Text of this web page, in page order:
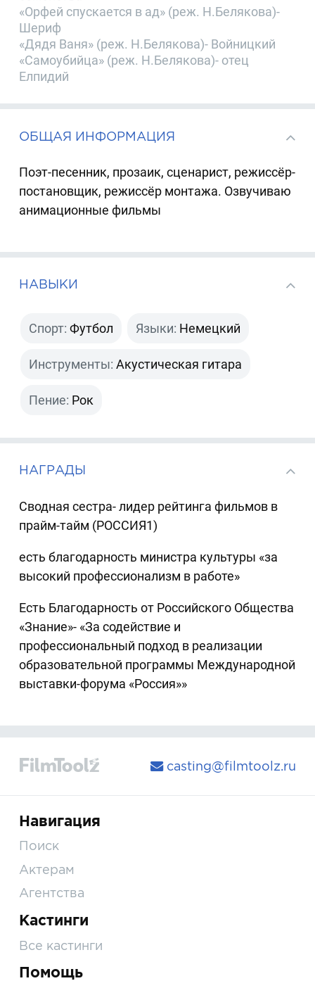
«Орфей спускается в ад» (реж. Н.Белякова)-
Шериф
«Дядя Ваня» (реж. Н.Белякова)- Войницкий
«Самоубийца» (реж. Н.Белякова)- отец
Елпидий
ОБЩАЯ ИНФОРМАЦИЯ
Поэт-песенник, прозаик, сценарист, режиссёр-
постановщик, режиссёр монтажа. Озвучиваю
анимационные фильмы
НАВЫКИ
Спорт: Футбол Языки: Немецкий
Инструменты: Акустическая гитара
Пение: Рок
НАГРАДЫ
Сводная сестра- лидер рейтинга фильмов в
прайм-тайм (РОССИЯ1)
есть благодарность министра культуры «за
высокий профессионализм в работе»
Есть Благодарность от Российского Общества
«Знание»- «За содействие и
профессиональный подход в реализации
образовательной программы Международной
выставки-форума «Россия»»
casting@filmtoolz.ru
Навигация
Поиск
Актерам
Агентства
Кастинги
Все кастинги
Помощь